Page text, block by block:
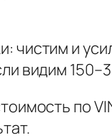
чистим и
видим
по